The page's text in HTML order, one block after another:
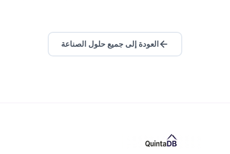
العودة إلى جميع حلول الصناعة